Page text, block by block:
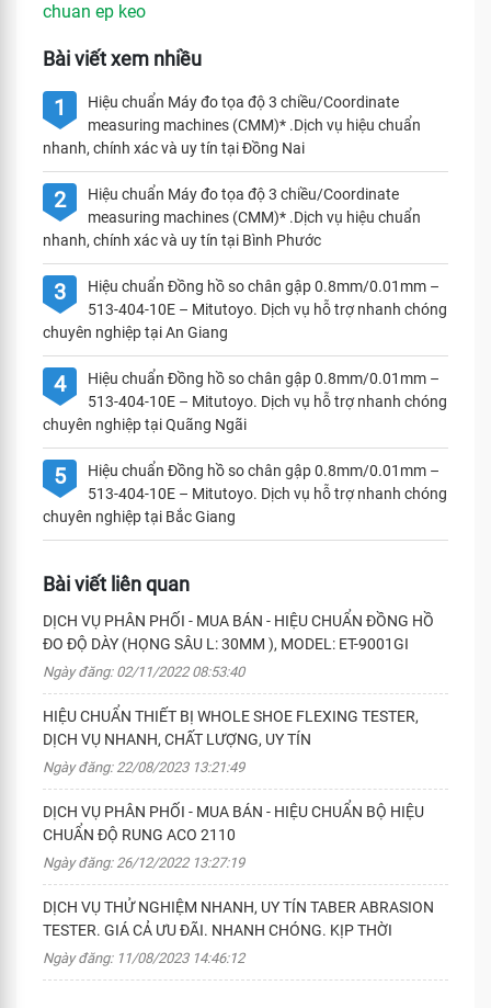
chuan ep keo
Bài viết xem nhiều
1
Hiệu chuẩn Máy đo tọa độ 3 chiều/Coordinate
measuring machines (CMM)* .Dịch vụ hiệu chuẩn
nhanh, chính xác và uy tín tại Đồng Nai
2
Hiệu chuẩn Máy đo tọa độ 3 chiều/Coordinate
measuring machines (CMM)* .Dịch vụ hiệu chuẩn
nhanh, chính xác và uy tín tại Bình Phước
3
Hiệu chuẩn Đồng hồ so chân gập 0.8mm/0.01mm –
513-404-10E – Mitutoyo. Dịch vụ hỗ trợ nhanh chóng
chuyên nghiệp tại An Giang
4
Hiệu chuẩn Đồng hồ so chân gập 0.8mm/0.01mm –
513-404-10E – Mitutoyo. Dịch vụ hỗ trợ nhanh chóng
chuyên nghiệp tại Quãng Ngãi
5
Hiệu chuẩn Đồng hồ so chân gập 0.8mm/0.01mm –
513-404-10E – Mitutoyo. Dịch vụ hỗ trợ nhanh chóng
chuyên nghiệp tại Bắc Giang
Bài viết liên quan
DỊCH VỤ PHÂN PHỐI - MUA BÁN - HIỆU CHUẨN ĐỒNG HỒ
ĐO ĐỘ DÀY (HỌNG SÂU L: 30MM ), MODEL: ET-9001GI
Ngày đăng: 02/11/2022 08:53:40
HIỆU CHUẨN THIẾT BỊ WHOLE SHOE FLEXING TESTER,
DỊCH VỤ NHANH, CHẤT LƯỢNG, UY TÍN
Ngày đăng: 22/08/2023 13:21:49
DỊCH VỤ PHÂN PHỐI - MUA BÁN - HIỆU CHUẨN BỘ HIỆU
CHUẨN ĐỘ RUNG ACO 2110
Ngày đăng: 26/12/2022 13:27:19
DỊCH VỤ THỬ NGHIỆM NHANH, UY TÍN TABER ABRASION
TESTER. GIÁ CẢ ƯU ĐÃI. NHANH CHÓNG. KỊP THỜI
Ngày đăng: 11/08/2023 14:46:12